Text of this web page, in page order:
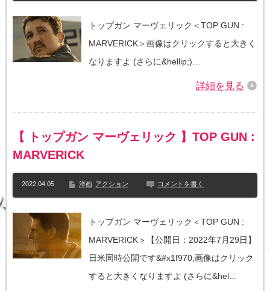
トップガン マーヴェリック＜TOP GUN :
MARVERICK＞画像はクリックすると大きく
なりますよ (さらに&hellip;)…
詳細を見る
【 トップガン マーヴェリック 】TOP GUN :
MARVERICK
2022.04.05 洋画 アクション コメントを書く
トップガン マーヴェリック＜TOP GUN :
MARVERICK＞【公開日：2022年7月29日】
日米同時公開です&#x1f970;画像はクリック
すると大きくなりますよ (さらに&hel…